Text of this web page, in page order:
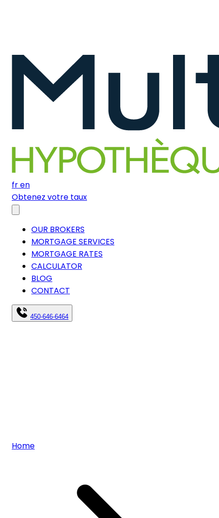
fren
Obtenez votre taux
OUR BROKERS
MORTGAGE SERVICES
MORTGAGE RATES
CALCULATOR
BLOG
CONTACT
450-646-6464
Home